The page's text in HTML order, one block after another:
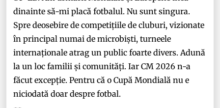
dinainte să-mi placă fotbalul. Nu sunt singura.
Spre deosebire de competițiile de cluburi, vizionate
în principal numai de microbiști, turneele
internaționale atrag un public foarte divers. Adună
la un loc familii și comunități. Iar CM 2026 n-a
făcut excepție. Pentru că o Cupă Mondială nu e
niciodată doar despre fotbal.